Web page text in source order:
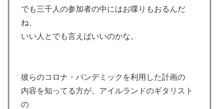
でも三千人の参加者の中にはお喋りもおるんだ
ね、
いい人とでも言えばいいのかな。
彼らのコロナ・パンデミックを利用した計画の
内容を知ってる方が、アイルランドのギタリスト
の